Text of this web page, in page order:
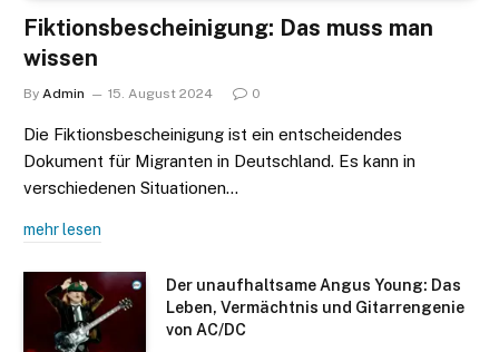
Fiktionsbescheinigung: Das muss man
wissen
By Admin 15. August 2024 0
Die Fiktionsbescheinigung ist ein entscheidendes
Dokument für Migranten in Deutschland. Es kann in
verschiedenen Situationen…
mehr lesen
Der unaufhaltsame Angus Young: Das
Leben, Vermächtnis und Gitarrengenie
von AC/DC